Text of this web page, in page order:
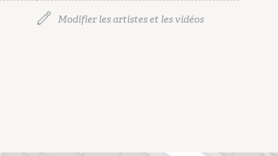
Modifier les artistes et les vidéos